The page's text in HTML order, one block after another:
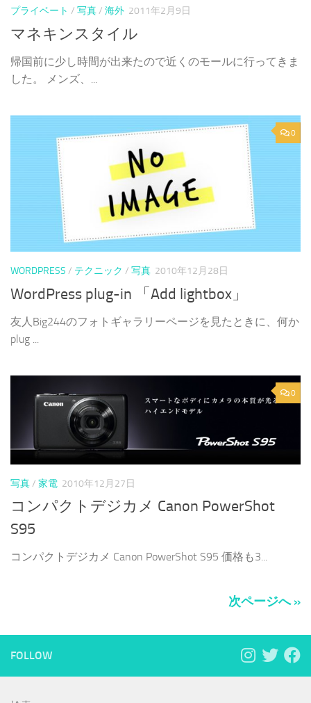
プライベート / 写真/ 海外 2011年2月9日
マネキンスタイル
帰国前に少し時間が出来たので近くのモールに行ってきま
した。 メンズ、...
0
WORDPRESS / テクニック / 写真 2010年12月28日
WordPress plug-in 「Add lightbox」
友人Big244のフォトギャラリーページを見たときに、何か
plug ...
0
写真/ 家電 2010年12月27日
コンパクトデジカメ Canon PowerShot
S95
コンパクトデジカメ Canon PowerShot S95 価格も3...
次ページへ »
FOLLOW